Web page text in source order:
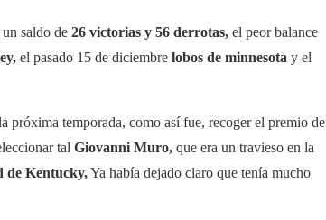
saldo de 26 victorias y 56 derrotas, el peor balance
el pasado 15 de diciembre lobos de minnesota y el
próxima temporada, como así fue, recoger el premio de
tal Giovanni Muro, que era un travieso en la
de Kentucky,Ya había dejado claro que tenía mucho